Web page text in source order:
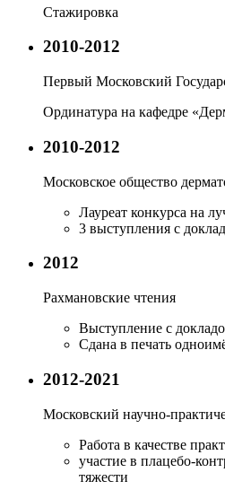
Стажировка
2010-2012
Первый Московский
Ординатура на кафедре
2010-2012
Московское общество
Лауреат конкурса на
3 выступления с
2012
Рахмановские чтения
Выступление с
Сдана в печать
2012-2021
Московский научно-
Работа в качестве
участие в плацебо-
тяжести